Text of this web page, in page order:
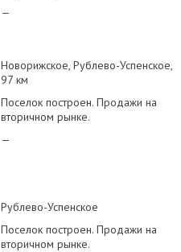
—
Новорижское Рублево-Успенское
97 км
Поселок построен. Продажи на
вторичном рынке.
—
Рублево-Успенское
Поселок построен. Продажи на
вторичном рынке.